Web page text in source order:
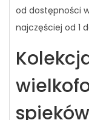
od dostępności
najczęściej od 1